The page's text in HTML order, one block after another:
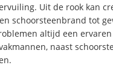
Uit de rook kan
schoorsteenbrand tot
altijd een ervaren
naast